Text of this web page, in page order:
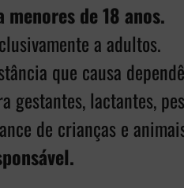
de 18 anos.
a adultos.
que causa
gestantes, lactantes,
de crianças e